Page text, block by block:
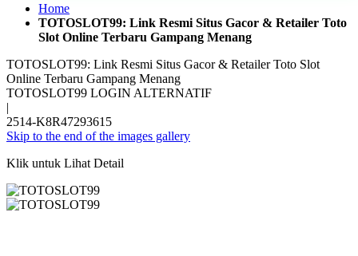
Home
TOTOSLOT99: Link Resmi Situs Gacor & Retailer Toto
Slot Online Terbaru Gampang Menang
TOTOSLOT99: Link Resmi Situs Gacor & Retailer Toto Slot
Online Terbaru Gampang Menang
TOTOSLOT99 LOGIN ALTERNATIF
|
2514-K8R47293615
Skip to the end of the images gallery
Klik untuk Lihat Detail